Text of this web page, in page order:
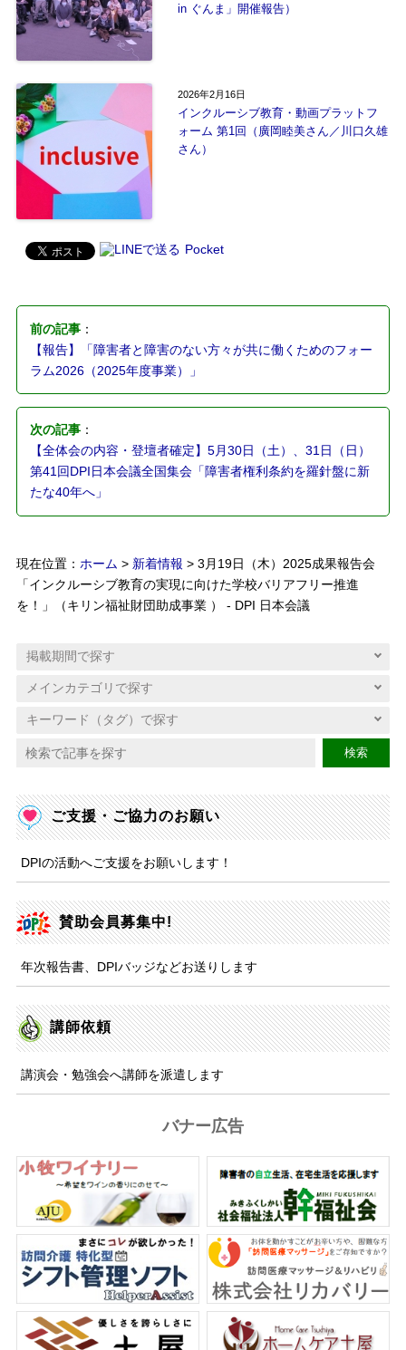
in ぐんま」開催報告）
2026年2月16日
インクルーシブ教育・動画プラットフ
ォーム 第1回（廣岡睦美さん／川口久雄
さん）
Pocket
前の記事：
【報告】「障害者と障害のない方々が共に働くためのフォー
ラム2026（2025年度事業）」
次の記事：
【全体会の内容・登壇者確定】5月30日（土）、31日（日）
第41回DPI日本会議全国集会「障害者権利条約を羅針盤に新
たな40年へ」
現在位置： ホーム > 新着情報 > 3月19日（木）2025成果報告会
「インクルーシブ教育の実現に向けた学校バリアフリー推進
を！」（キリン福祉財団助成事業 ） - DPI 日本会議
検索
ご支援・ご協力のお願い
DPIの活動へご支援をお願いします！
賛助会員募集中!
年次報告書、DPIバッジなどお送りします
講師依頼
講演会・勉強会へ講師を派遣します
バナー広告